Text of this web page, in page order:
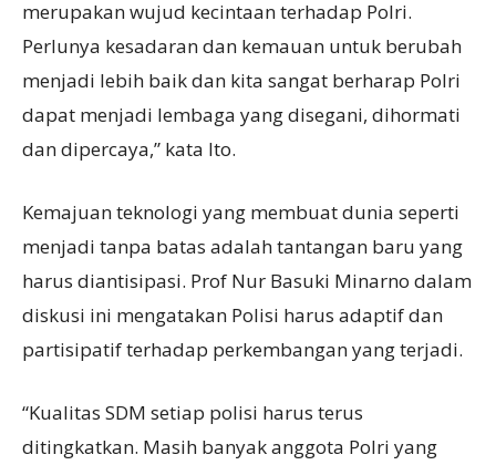
merupakan wujud kecintaan terhadap Polri.
Perlunya kesadaran dan kemauan untuk berubah
menjadi lebih baik dan kita sangat berharap Polri
dapat menjadi lembaga yang disegani, dihormati
dan dipercaya,” kata Ito.
Kemajuan teknologi yang membuat dunia seperti
menjadi tanpa batas adalah tantangan baru yang
harus diantisipasi. Prof Nur Basuki Minarno dalam
diskusi ini mengatakan Polisi harus adaptif dan
partisipatif terhadap perkembangan yang terjadi.
“Kualitas SDM setiap polisi harus terus
ditingkatkan. Masih banyak anggota Polri yang